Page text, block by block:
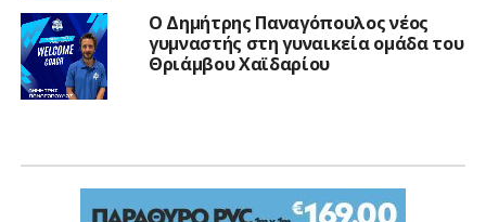
Ο Δημήτρης Παναγόπουλος νέος
γυμναστής στη γυναικεία ομάδα του
Θριάμβου Χαϊδαρίου